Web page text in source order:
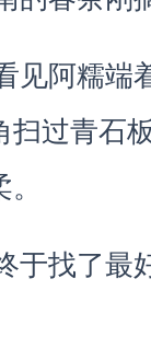
见阿糯端
扫过青石
于找了最